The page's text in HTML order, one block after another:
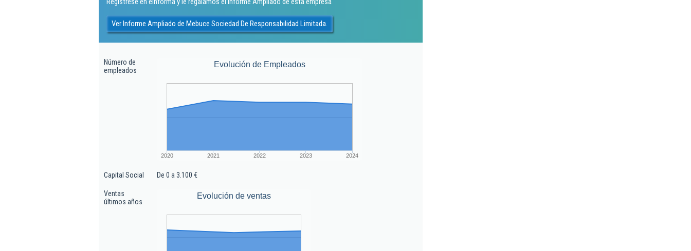
Ver Informe Ampliado de Mebuce Sociedad De Responsabilidad Limitada.
Número de
empleados
Evolución de Empleados
2020 2021 2022 2023 2024
Capital Social De 0 a 3.100 €
Ventas
últimos años
Evolución de ventas